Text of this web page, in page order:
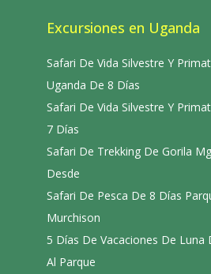
Excursiones en Uganda
Safari De Vida Silvestre Y
Uganda De 8 Días
Safari De Vida Silvestre Y
7 Días
Safari De Trekking De Gorila
Desde
Safari De Pesca De 8 Días
Murchison
5 Días De Vacaciones De Luna
Al Parque